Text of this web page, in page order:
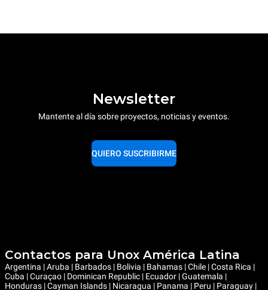
Newsletter
Mantente al día sobre proyectos, noticias y eventos.
QUIERO SUSCRIBIRME
Contactos para Unox América Latina
Argentina | Aruba | Barbados | Bolivia | Bahamas | Chile | Costa Rica |
Cuba | Curaçao | Dominican Republic | Ecuador | Guatemala |
Honduras | Cayman Islands | Nicaragua | Panama | Peru | Paraguay |